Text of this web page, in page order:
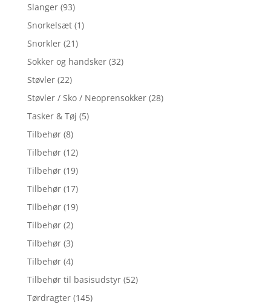
Slanger (93)
Snorkelsæt (1)
Snorkler (21)
Sokker og handsker (32)
Støvler (22)
Støvler / Sko / Neoprensokker (28)
Tasker & Tøj (5)
Tilbehør (8)
Tilbehør (12)
Tilbehør (19)
Tilbehør (17)
Tilbehør (19)
Tilbehør (2)
Tilbehør (3)
Tilbehør (4)
Tilbehør til basisudstyr (52)
Tørdragter (145)